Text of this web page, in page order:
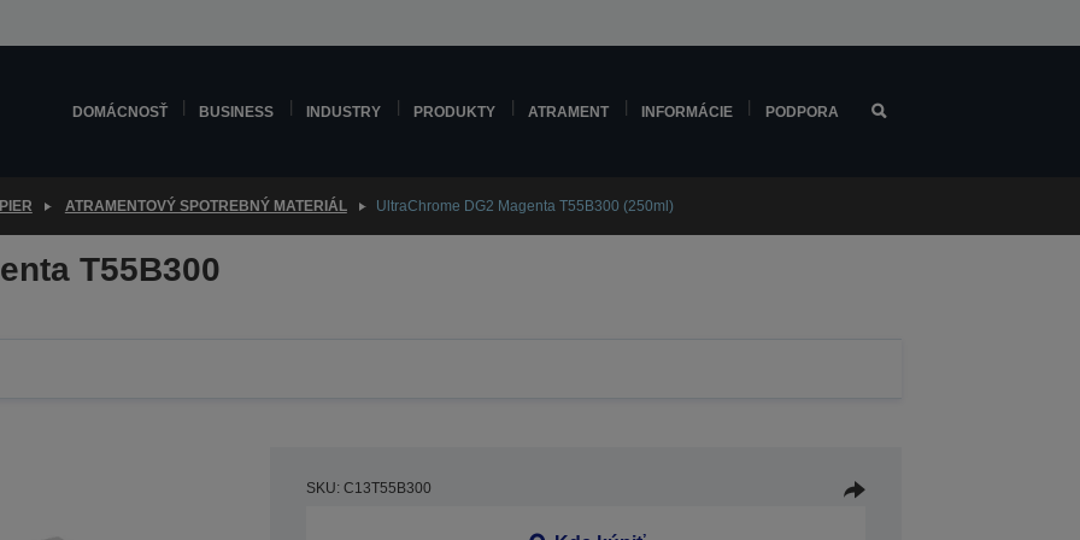
DOMÁCNOSŤ BUSINESS INDUSTRY PRODUKTY ATRAMENT INFORMÁCIE PODPORA
ATRAMENTOVÝ SPOTREBNÝ MATERIÁL UltraChrome DG2 Magenta T55B300 (250ml)
T55B300
SKU: C13T55B300